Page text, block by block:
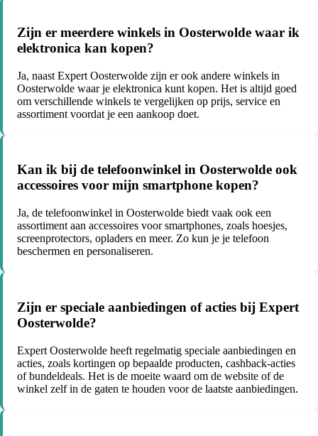
Zijn er meerdere winkels in Oosterwolde waar ik
elektronica kan kopen?
Ja, naast Expert Oosterwolde zijn er ook andere winkels in
Oosterwolde waar je elektronica kunt kopen. Het is altijd goed
om verschillende winkels te vergelijken op prijs, service en
assortiment voordat je een aankoop doet.
Kan ik bij de telefoonwinkel in Oosterwolde ook
accessoires voor mijn smartphone kopen?
Ja, de telefoonwinkel in Oosterwolde biedt vaak ook een
assortiment aan accessoires voor smartphones, zoals hoesjes,
screenprotectors, opladers en meer. Zo kun je je telefoon
beschermen en personaliseren.
Zijn er speciale aanbiedingen of acties bij Expert
Oosterwolde?
Expert Oosterwolde heeft regelmatig speciale aanbiedingen en
acties, zoals kortingen op bepaalde producten, cashback-acties
of bundeldeals. Het is de moeite waard om de website of de
winkel zelf in de gaten te houden voor de laatste aanbiedingen.